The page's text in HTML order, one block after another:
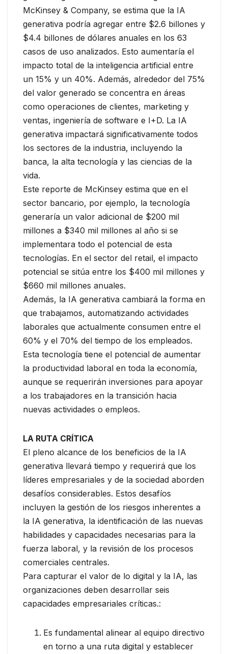
McKinsey & Company, se estima que la IA
generativa podría agregar entre $2.6 billones y
$4.4 billones de dólares anuales en los 63
casos de uso analizados. Esto aumentaría el
impacto total de la inteligencia artificial entre
un 15% y un 40%. Además, alrededor del 75%
del valor generado se concentra en áreas
como operaciones de clientes, marketing y
ventas, ingeniería de software e I+D. La IA
generativa impactará significativamente todos
los sectores de la industria, incluyendo la
banca, la alta tecnología y las ciencias de la
vida.
Este reporte de McKinsey estima que en el
sector bancario, por ejemplo, la tecnología
generaría un valor adicional de $200 mil
millones a $340 mil millones al año si se
implementara todo el potencial de esta
tecnologías. En el sector del retail, el impacto
potencial se sitúa entre los $400 mil millones y
$660 mil millones anuales.
Además, la IA generativa cambiará la forma en
que trabajamos, automatizando actividades
laborales que actualmente consumen entre el
60% y el 70% del tiempo de los empleados.
Esta tecnología tiene el potencial de aumentar
la productividad laboral en toda la economía,
aunque se requerirán inversiones para apoyar
a los trabajadores en la transición hacia
nuevas actividades o empleos.
LA RUTA CRÍTICA
El pleno alcance de los beneficios de la IA
generativa llevará tiempo y requerirá que los
líderes empresariales y de la sociedad aborden
desafíos considerables. Estos desafíos
incluyen la gestión de los riesgos inherentes a
la IA generativa, la identificación de las nuevas
habilidades y capacidades necesarias para la
fuerza laboral, y la revisión de los procesos
comerciales centrales.
Para capturar el valor de lo digital y la IA, las
organizaciones deben desarrollar seis
capacidades empresariales críticas.:
Es fundamental alinear al equipo directivo
en torno a una ruta digital y establecer